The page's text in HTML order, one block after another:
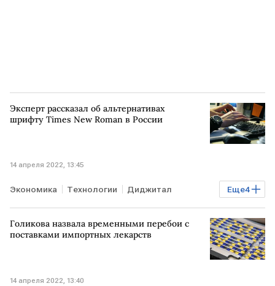
Эксперт рассказал об альтернативах
шрифту Times New Roman в России
14 апреля 2022, 13:45
Еще4
Экономика Технологии Диджитал
санкции против РФ шрифты
Times New Roman Arial
Голикова назвала временными перебои с
поставками импортных лекарств
14 апреля 2022, 13:40